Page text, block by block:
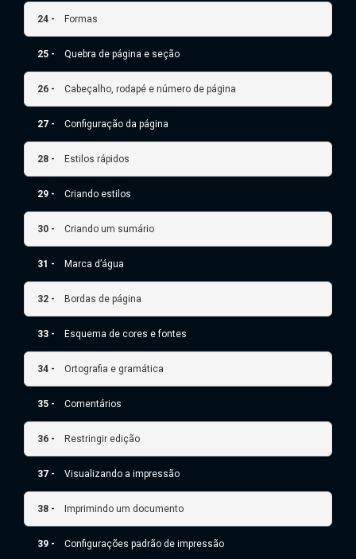
24 - Formas
25 - Quebra de página e seção
26 - Cabeçalho, rodapé e número de página
27 - Configuração da página
28 - Estilos rápidos
29 - Criando estilos
30 - Criando um sumário
31 - Marca d’água
32 - Bordas de página
33 - Esquema de cores e fontes
34 - Ortografia e gramática
35 - Comentários
36 - Restringir edição
37 - Visualizando a impressão
38 - Imprimindo um documento
39 - Configurações padrão de impressão